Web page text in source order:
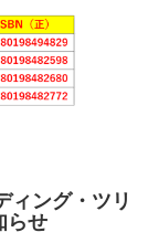
ィング・ツリ
らせ